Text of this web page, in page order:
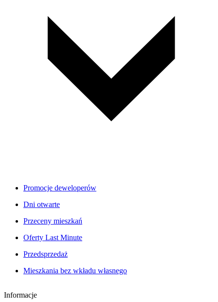
Promocje deweloperów
Dni otwarte
Przeceny mieszkań
Oferty Last Minute
Przedsprzedaż
Mieszkania bez wkładu własnego
Informacje